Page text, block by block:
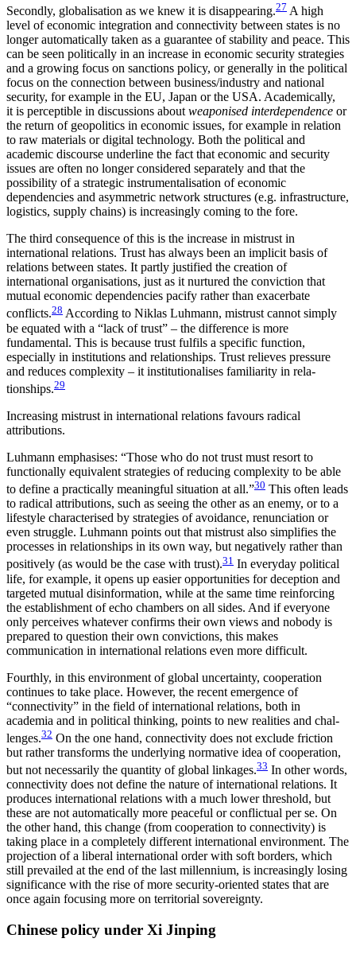
Secondly, globalisation as we knew it is disappear­ing.27 A high
level of economic integration and con­nectivity between states is no
longer automatically taken as a guarantee of stability and peace. This
can be seen politically in an increase in economic security strategies
and a growing focus on sanctions policy, or generally in the political
focus on the connection between business/industry and national
security, for example in the EU, Japan or the USA. Academically,
it is perceptible in discussions about weaponised inter­dependence or
the return of geopolitics in economic issues, for example in relation
to raw materials or digital technology. Both the political and
academic discourse underline the fact that economic and secu­rity
issues are often no longer considered separately and that the
possibility of a strategic instrumentalisation of economic
dependencies and asymmetric net­work structures (e.g. infrastructure,
logistics, supply chains) is increasingly coming to the fore.
The third consequence of this is the increase in mis­trust in
international relations. Trust has always been an implicit basis of
relations between states. It partly justified the creation of
international organisations, just as it nurtured the conviction that
mutual economic dependencies pacify rather than exacerbate
conflicts.28 According to Niklas Luhmann, mistrust cannot simply
be equated with a “lack of trust” – the difference is more
fundamental. This is because trust fulfils a specific function,
especially in institutions and relationships. Trust relieves pressure
and reduces complexity – it institutionalises familiarity in rela­
tionships.29
Increasing mistrust in international relations favours radical
attributions.
Luhmann emphasises: “Those who do not trust must resort to
functionally equivalent strategies of reducing complexity to be able
to define a practically meaningful situation at all.”30 This often leads
to radical attributions, such as seeing the other as an enemy, or to a
lifestyle characterised by strategies of avoidance, renunciation or
even struggle. Luhmann points out that mistrust also simplifies the
processes in relationships in its own way, but negatively rather than
positively (as would be the case with trust).31 In everyday political
life, for example, it opens up easier opportunities for deception and
targeted mutual dis­information, while at the same time reinforcing
the establishment of echo chambers on all sides. And if everyone
only perceives whatever confirms their own views and nobody is
prepared to question their own convictions, this makes
communication in inter­national relations even more difficult.
Fourthly, in this environment of global uncertainty, cooperation
continues to take place. However, the recent emergence of
“connectivity” in the field of international relations, both in
academia and in political thinking, points to new realities and chal­
lenges.32 On the one hand, connectivity does not exclude friction
but rather transforms the underlying normative idea of cooperation,
but not necessarily the quantity of global linkages.33 In other words,
con­nec­tivity does not define the nature of international relations. It
produces international relations with a much lower threshold, but
these are not automatically more peaceful or conflictual per se. On
the other hand, this change (from cooperation to connectivity) is
taking place in a completely different international environment. The
projection of a liberal international order with soft borders, which
still prevailed at the end of the last millennium, is increasingly losing
sig­nificance with the rise of more security-oriented states that are
once again focusing more on territorial sov­ereignty.
Chinese policy under Xi Jinping